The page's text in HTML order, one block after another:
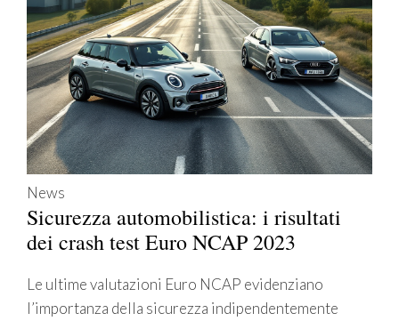
News
Sicurezza automobilistica: i risultati
dei crash test Euro NCAP 2023
Le ultime valutazioni Euro NCAP evidenziano
l’importanza della sicurezza indipendentemente